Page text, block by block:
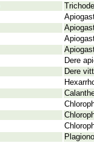
Dere
Dere